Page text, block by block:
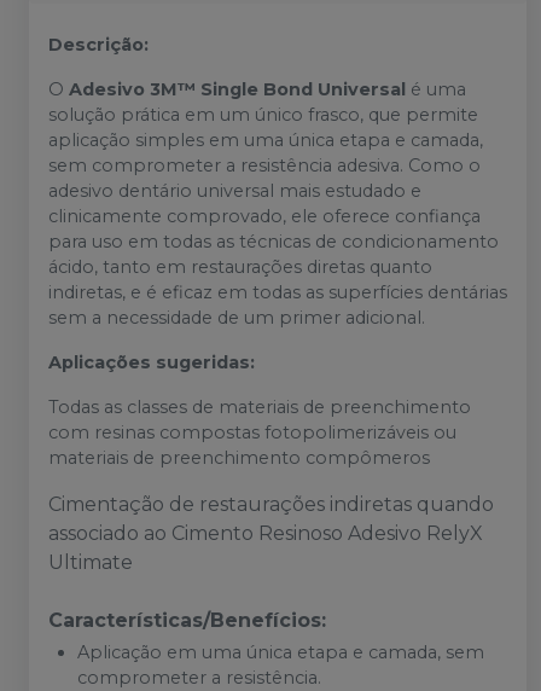
Descrição:
O Adesivo 3M™ Single Bond Universal é uma
solução prática em um único frasco, que permite
aplicação simples em uma única etapa e camada,
sem comprometer a resistência adesiva. Como o
adesivo dentário universal mais estudado e
clinicamente comprovado, ele oferece confiança
para uso em todas as técnicas de condicionamento
ácido, tanto em restaurações diretas quanto
indiretas, e é eficaz em todas as superfícies dentárias
sem a necessidade de um primer adicional.
Aplicações sugeridas:
Todas as classes de materiais de preenchimento
com resinas compostas fotopolimerizáveis ou
materiais de preenchimento compômeros
Cimentação de restaurações indiretas quando
associado ao Cimento Resinoso Adesivo RelyX
Ultimate
Características/Benefícios:
Aplicação em uma única etapa e camada, sem
comprometer a resistência.